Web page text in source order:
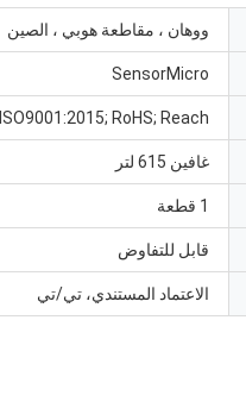
ووهان ، مقاطعة هوبي ، الصين
SensorMicro
ISO9001:2015; RoHS; Reach
غافين 615 لتر
1 قطعة
قابل للتفاوض
الاعتماد المستندي، تي/تي